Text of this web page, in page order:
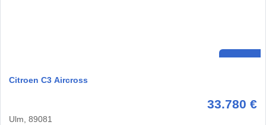
Citroen C3 Aircross
33.780 €
Ulm, 89081